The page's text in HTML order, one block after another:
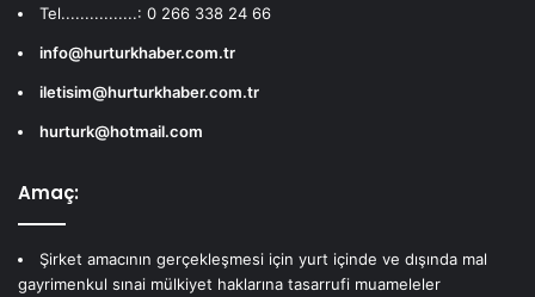
Tel................: 0 266 338 24 66
info@hurturkhaber.com.tr
iletisim@hurturkhaber.com.tr
hurturk@hotmail.com
Amaç:
Şirket amacının gerçekleşmesi için yurt içinde ve dışında mal
gayrimenkul sınai mülkiyet haklarına tasarrufi muameleler